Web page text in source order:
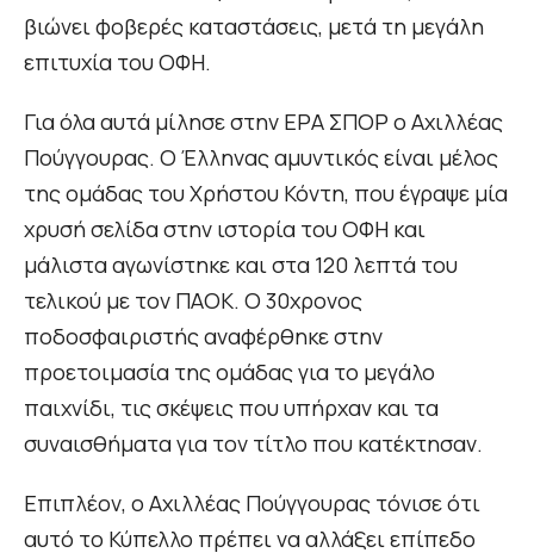
βιώνει φοβερές καταστάσεις, μετά τη μεγάλη
επιτυχία του ΟΦΗ.
Για όλα αυτά μίλησε στην ΕΡΑ ΣΠΟΡ ο Αχιλλέας
Πούγγουρας. Ο Έλληνας αμυντικός είναι μέλος
της ομάδας του Χρήστου Κόντη, που έγραψε μία
χρυσή σελίδα στην ιστορία του ΟΦΗ και
μάλιστα αγωνίστηκε και στα 120 λεπτά του
τελικού με τον ΠΑΟΚ. Ο 30χρονος
ποδοσφαιριστής αναφέρθηκε στην
προετοιμασία της ομάδας για το μεγάλο
παιχνίδι, τις σκέψεις που υπήρχαν και τα
συναισθήματα για τον τίτλο που κατέκτησαν.
Επιπλέον, ο Αχιλλέας Πούγγουρας τόνισε ότι
αυτό το Κύπελλο πρέπει να αλλάξει επίπεδο